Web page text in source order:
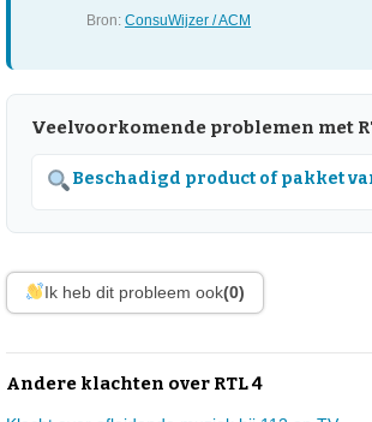
Bron:ConsuWijzer / ACM
Veelvoorkomende problemen met
Beschadigd product of pakket
Ik heb dit probleem ook(0)
Andere klachten over RTL 4